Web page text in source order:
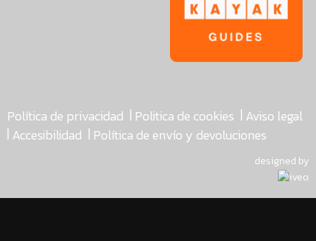
Política de privacidad | Politica de cookies | Aviso legal
| Accesibilidad | Política de envío y devoluciones
designed by